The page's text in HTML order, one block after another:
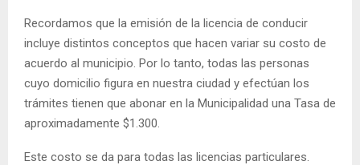
Recordamos que la emisión de la licencia de conducir
incluye distintos conceptos que hacen variar su costo de
acuerdo al municipio. Por lo tanto, todas las personas
cuyo domicilio figura en nuestra ciudad y efectúan los
trámites tienen que abonar en la Municipalidad una Tasa de
aproximadamente $1.300.
Este costo se da para todas las licencias particulares.